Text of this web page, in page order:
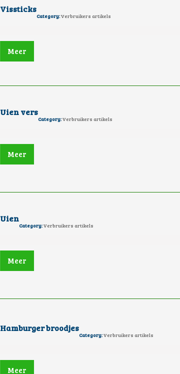
Vissticks
Category:Verbruikers artikels
Meer
Uien vers
Category:Verbruikers artikels
Meer
Uien
Category:Verbruikers artikels
Meer
Hamburger broodjes
Category:Verbruikers artikels
Meer